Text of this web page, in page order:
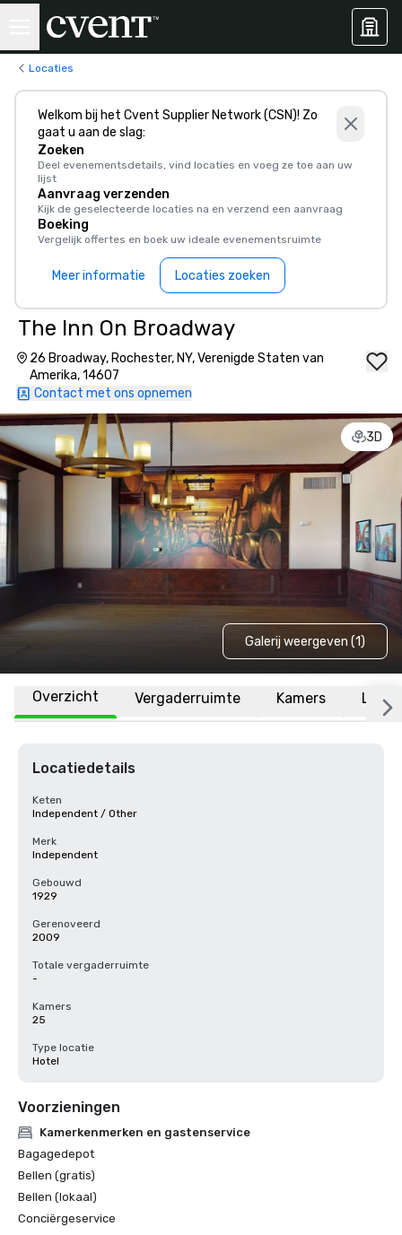
Locaties
Welkom bij het Cvent Supplier Network (CSN)! Zo
gaat u aan de slag:
Zoeken
Deel evenementsdetails, vind locaties en voeg ze toe aan uw
lijst
Aanvraag verzenden
Kijk de geselecteerde locaties na en verzend een aanvraag
Boeking
Vergelijk offertes en boek uw ideale evenementsruimte
Meer informatie Locaties zoeken
The Inn On Broadway
26 Broadway, Rochester, NY, Verenigde Staten van
Amerika, 14607
Contact met ons opnemen
3D
Galerij weergeven (1)
Overzicht Vergaderruimte Kamers
Locatiedetails
Keten
Independent / Other
Merk
Independent
Gebouwd
1929
Gerenoveerd
2009
Totale vergaderruimte
-
Kamers
25
Type locatie
Hotel
Voorzieningen
Kamerkenmerken en gastenservice
Bagagedepot
Bellen (gratis)
Bellen (lokaal)
Conciërgeservice